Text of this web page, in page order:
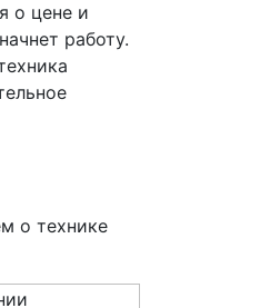
о цене и
работу.
о технике